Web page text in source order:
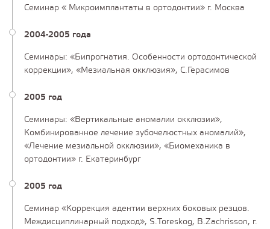
Семинар « Микроимплантаты в ортодонтии» г. Москва
2004-2005 года
Семинары: «Бипрогнатия. Особенности ортодонтической
коррекции», «Мезиальная окклюзия», С.Герасимов
2005 год
Семинары: «Вертикальные аномалии окклюзии»,
Комбинированное лечение зубочелюстных аномалий»,
«Лечение мезиальной окклюзии», «Биомеханика в
ортодонтии» г. Екатеринбург
2005 год
Семинар «Коррекция адентии верхних боковых резцов.
Междисциплинарный подход», S.Toreskog, B.Zachrisson, г.